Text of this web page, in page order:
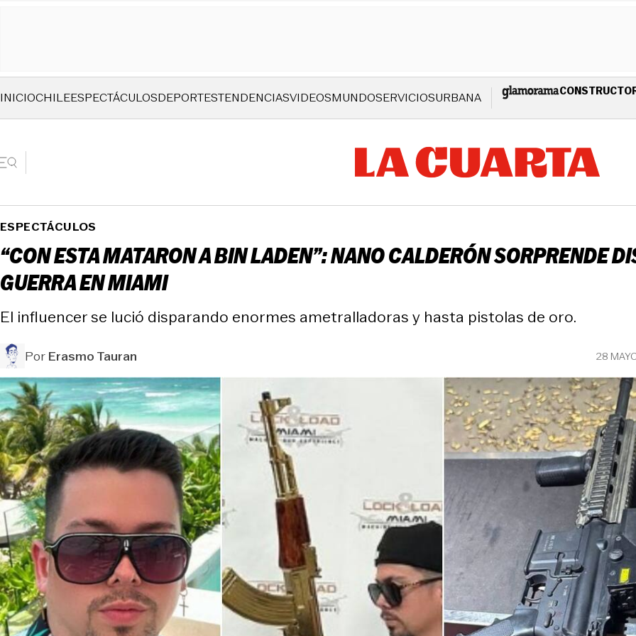
INICIOCHILEESPECTÁCULOSDEPORTESTENDENCIASVIDEOSMUNDOSERVICIOSURBANA
ESPECTÁCULOS
“CON ESTA MATARON A BIN LADEN”: NANO CALDERÓN SORPRENDE
GUERRA EN MIAMI
El influencer se lució disparando enormes ametralladoras y hasta pistolas de oro.
PorErasmo Tauran 28